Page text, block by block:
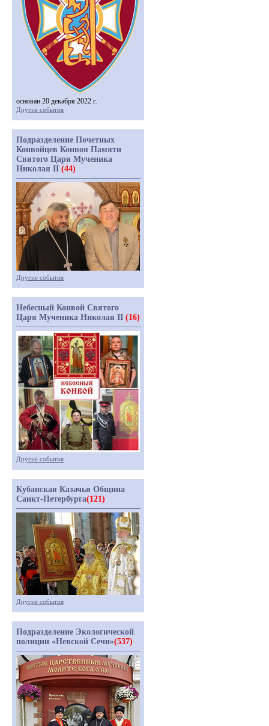
основан 20 декабря 2022 г.
Другие события
Подразделение Почетных
Конвойцев Конвоя Памяти
Святого Царя Мученика
Николая II (44)
Другие события
Небесный Конвой Святого
Царя Мученика Николая II (16)
Другие события
Кубанская Казачья Община
Санкт-Петербурга(121)
Другие события
Подразделение Экологической
полиции «Невской Сечи»(537)